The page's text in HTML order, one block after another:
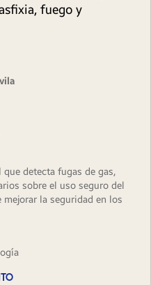
fuego y
detecta fugas de gas,
sobre el uso seguro del
la seguridad en los